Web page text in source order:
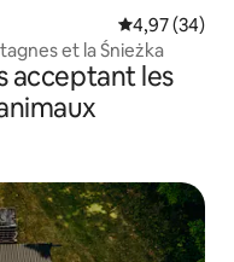
Évaluation
4,97 (34)
et la Śnieżka
acceptant les